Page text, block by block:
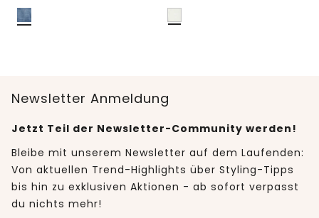
Newsletter Anmeldung
Jetzt Teil der Newsletter-Community werden!
Bleibe mit unserem Newsletter auf dem Laufenden:
Von aktuellen Trend-Highlights über Styling-Tipps
bis hin zu exklusiven Aktionen - ab sofort verpasst
du nichts mehr!